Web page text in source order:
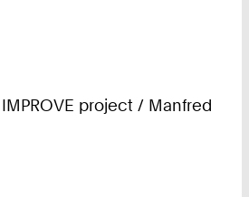
project / Manfred